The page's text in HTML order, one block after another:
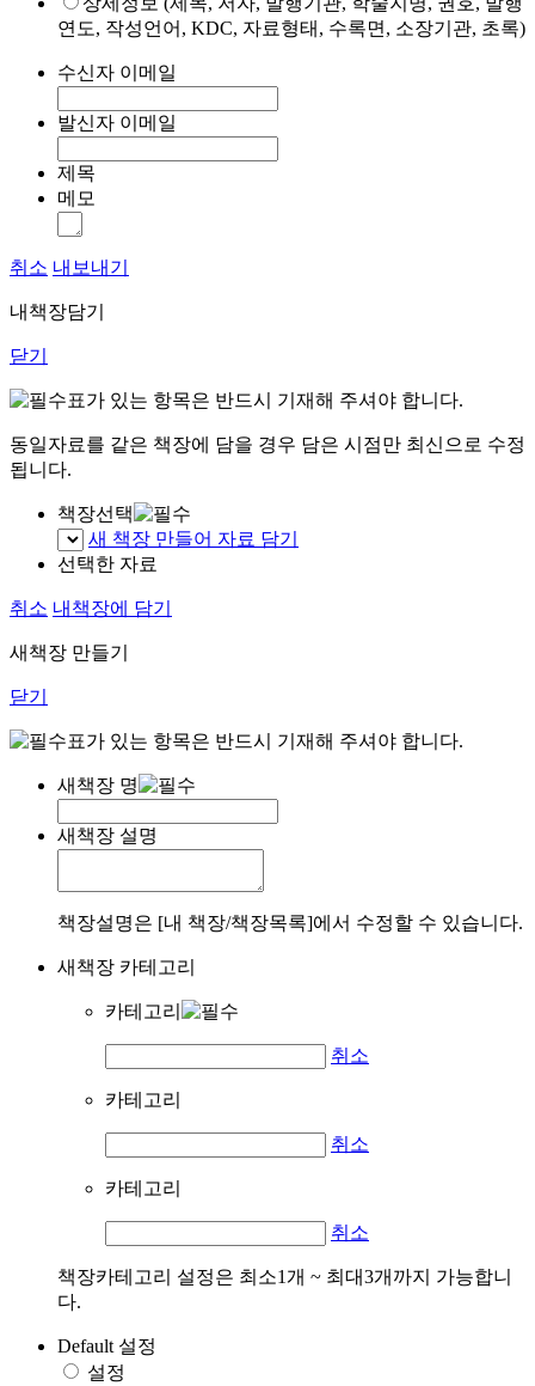
연도, 작성언어, KDC, 자료형태, 수록면, 소장기관, 초록)
수신자 이메일
발신자 이메일
제목
메모
취소 내보내기
내책장담기
닫기
표가 있는 항목은 반드시 기재해 주셔야 합니다.
동일자료를 같은 책장에 담을 경우 담은 시점만 최신으로 수정
됩니다.
책장선택
새 책장 만들어 자료 담기
선택한 자료
취소 내책장에 담기
새책장 만들기
닫기
표가 있는 항목은 반드시 기재해 주셔야 합니다.
새책장 명
새책장 설명
책장설명은 [내 책장/책장목록]에서 수정할 수 있습니다.
새책장 카테고리
카테고리
취소
카테고리
취소
카테고리
취소
책장카테고리 설정은 최소1개 ~ 최대3개까지 가능합니
다.
Default 설정
설정